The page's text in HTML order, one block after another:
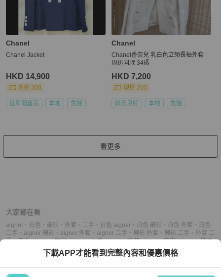
Chanel
Chanel Jacket
HKD 14,900
現折 200
近新閒置品 本地 免運
Chanel
Chanel香奈兒 乳白色立領長袖外套
周迅同款 34碼
HKD 7,200
現折 200
狀況良好 本地 免運
看更多
大家都在看
aigner 、 白色 、 襯衫 、 外套 、 二手 、 白色 aigner 、 白色 襯衫 、 白色 外套 、 白色
二手 、 aigner 襯衫 、 aigner 外套 、 aigner 二手 、 襯衫 外套 、 襯衫 二手 、 外套 二
手、二手 aigner、便宜 aigner、小資 aigner、熱門 aigner、中古 aigner、推薦
二手 外套、 便宜 外套、小資 外套、熱門 外套 、中古 外套
、 便宜 二手 、小資 二手、熱門 二手、中古 二手、推薦 二手
下載APP才能看到完整內容和優惠價格